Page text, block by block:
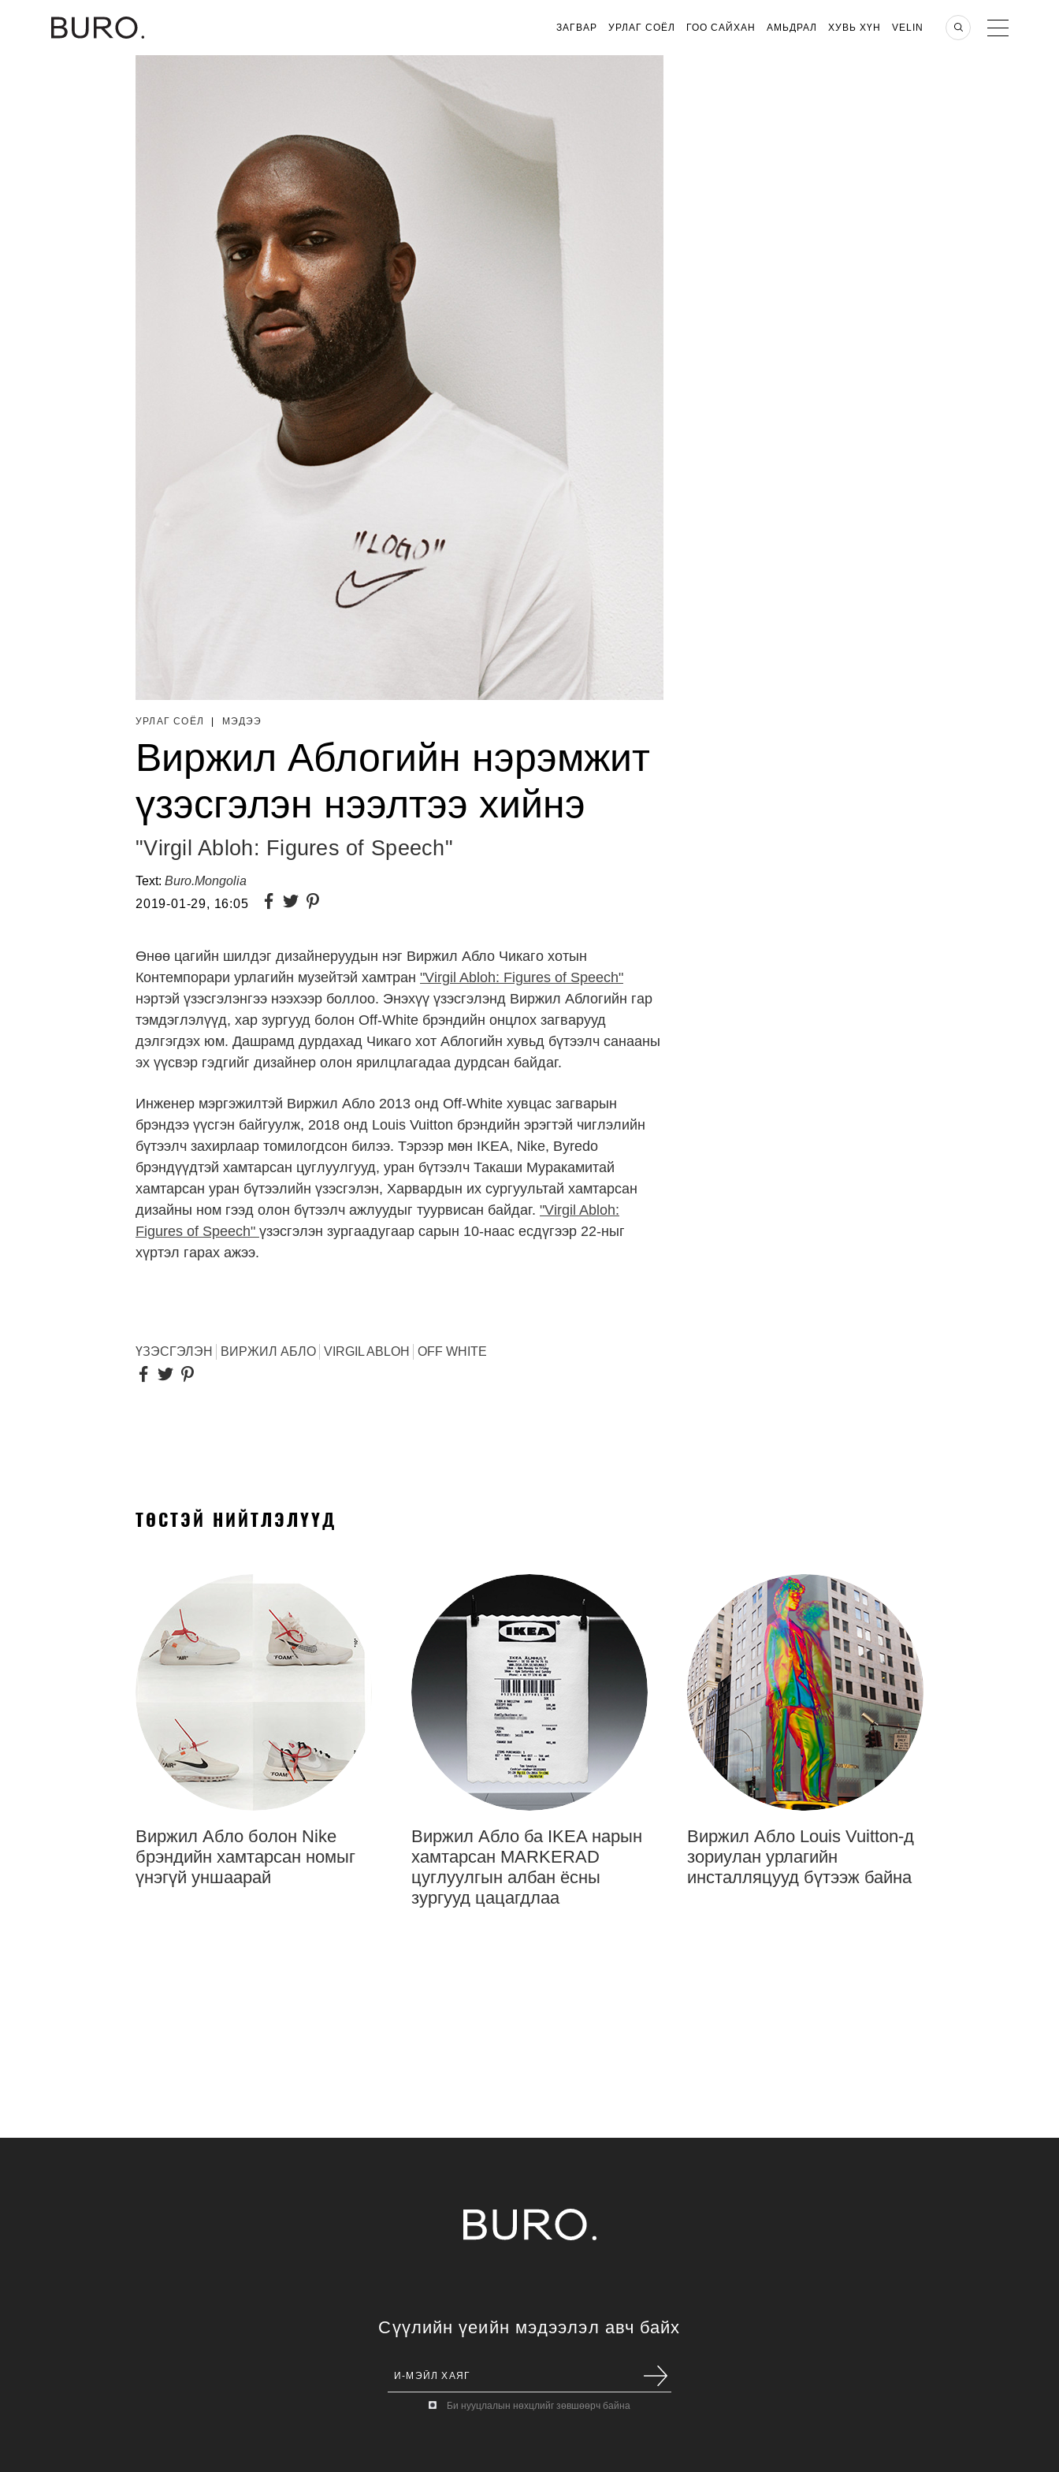
ЗАГВАР УРЛАГ СОЁЛ ГОО САЙХАН АМЬДРАЛ ХУВЬ ХҮН VELIN
УРЛАГ СОЁЛ МЭДЭЭ
Виржил Аблогийн нэрэмжит
үзэсгэлэн нээлтээ хийнэ
"Virgil Abloh: Figures of Speech"
Text: Buro.Mongolia
2019-01-29, 16:05
Өнөө цагийн шилдэг дизайнеруудын нэг Виржил Абло Чикаго хотын
Контемпорари урлагийн музейтэй хамтран "Virgil Abloh: Figures of Speech"
нэртэй үзэсгэлэнгээ нээхээр боллоо. Энэхүү үзэсгэлэнд Виржил Аблогийн гар
тэмдэглэлүүд, хар зургууд болон Off-White брэндийн онцлох загварууд
дэлгэгдэх юм. Дашрамд дурдахад Чикаго хот Аблогийн хувьд бүтээлч санааны
эх үүсвэр гэдгийг дизайнер олон ярилцлагадаа дурдсан байдаг.
Инженер мэргэжилтэй Виржил Абло 2013 онд Off-White хувцас загварын
брэндээ үүсгэн байгуулж, 2018 онд Louis Vuitton брэндийн эрэгтэй чиглэлийн
бүтээлч захирлаар томилогдсон билээ. Тэрээр мөн IKEA, Nike, Byredo
брэндүүдтэй хамтарсан цуглуулгууд, уран бүтээлч Такаши Муракамитай
хамтарсан уран бүтээлийн үзэсгэлэн, Харвардын их сургуультай хамтарсан
дизайны ном гээд олон бүтээлч ажлуудыг туурвисан байдаг. "Virgil Abloh:
Figures of Speech" үзэсгэлэн зургаадугаар сарын 10-наас есдүгээр 22-ныг
хүртэл гарах ажээ.
ҮЗЭСГЭЛЭН ВИРЖИЛ АБЛО VIRGIL ABLOH OFF WHITE
ТӨСТЭЙ НИЙТЛЭЛҮҮД
Виржил Абло болон Nike
брэндийн хамтарсан номыг
үнэгүй уншаарай
Виржил Абло ба IKEA нарын
хамтарсан MАRKERAD
цуглуулгын албан ёсны
зургууд цацагдлаа
Виржил Абло Louis Vuitton-д
зориулан урлагийн
инсталляцууд бүтээж байна
Сүүлийн үеийн мэдээлэл авч байх
Би нууцлалын нөхцлийг зөвшөөрч байна